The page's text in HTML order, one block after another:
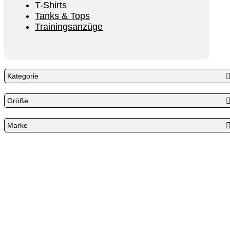
T-Shirts
Tanks & Tops
Trainingsanzüge
Kategorie
Größe
Marke